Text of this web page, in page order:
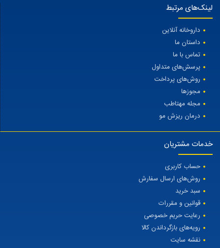
لینک‌های مرتبط
داروخانه آنلاین
داستان ما
تماس با ما
پرسش‌های متداول
روش‌های پرداخت
مجوزها
مجله مهتاطب
درمان ریزش مو
خدمات مشتریان
حساب کاربری
روش‌های ارسال سفارش
سبد خرید
قوانین و مقررات
رعایت حریم خصوصی
رویه‌های بازگرداندن کالا
نقشه سایت